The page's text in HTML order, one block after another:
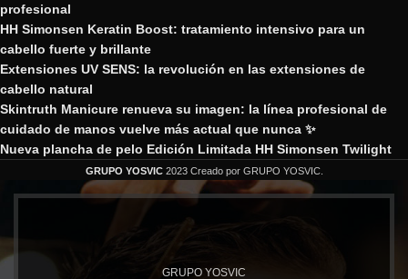
profesional
HH Simonsen Keratin Boost: tratamiento intensivo para un
cabello fuerte y brillante
Extensiones UV SENS: la revolución en las extensiones de
cabello natural
Skintruth Manicure renueva su imagen: la línea profesional de
cuidado de manos vuelve más actual que nunca ✨
Nueva plancha de pelo Edición Limitada HH Simonsen Twilight
GRUPO YOSVIC 2023 Creado por GRUPO YOSVIC.
GRUPO YOSVIC